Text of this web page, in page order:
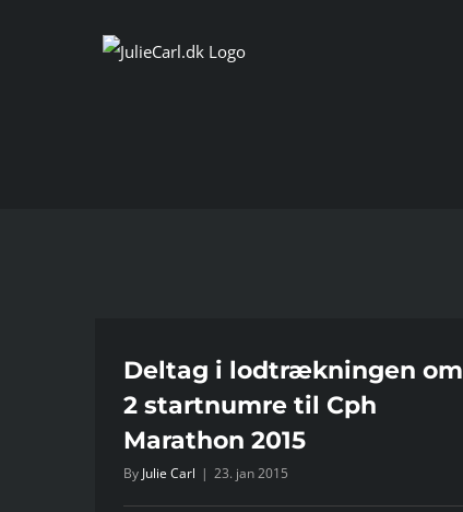
Deltag i lodtrækningen om
2 startnumre til Cph
Marathon 2015
By Julie Carl | 23. jan 2015